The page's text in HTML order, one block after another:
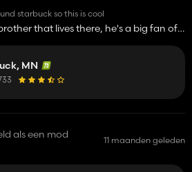
starbuck so this is cool
that lives there, he's a big fan of
MN
als een mod 11 maanden geleden